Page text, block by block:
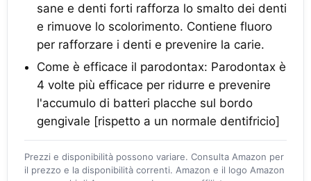
sane e denti forti rafforza lo smalto dei denti
e rimuove lo scolorimento. Contiene fluoro
per rafforzare i denti e prevenire la carie.
Come è efficace il parodontax: Parodontax è
4 volte più efficace per ridurre e prevenire
l'accumulo di batteri placche sul bordo
gengivale [rispetto a un normale dentifricio]
Prezzi e disponibilità possono variare. Consulta Amazon per
il prezzo e la disponibilità correnti. Amazon e il logo Amazon